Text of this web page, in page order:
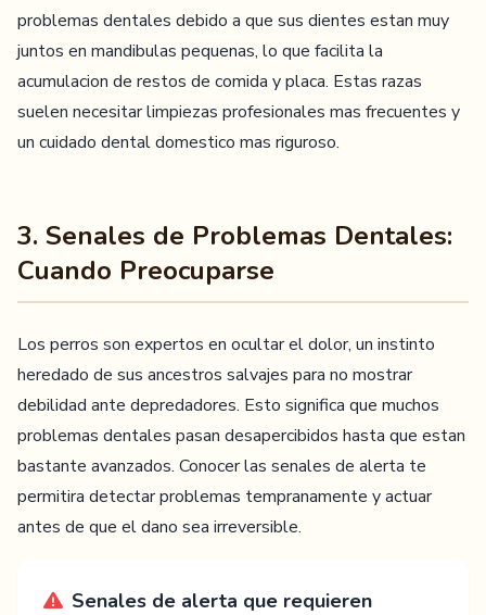
problemas dentales debido a que sus dientes estan muy
juntos en mandibulas pequenas, lo que facilita la
acumulacion de restos de comida y placa. Estas razas
suelen necesitar limpiezas profesionales mas frecuentes y
un cuidado dental domestico mas riguroso.
3. Senales de Problemas Dentales:
Cuando Preocuparse
Los perros son expertos en ocultar el dolor, un instinto
heredado de sus ancestros salvajes para no mostrar
debilidad ante depredadores. Esto significa que muchos
problemas dentales pasan desapercibidos hasta que estan
bastante avanzados. Conocer las senales de alerta te
permitira detectar problemas tempranamente y actuar
antes de que el dano sea irreversible.
Senales de alerta que requieren